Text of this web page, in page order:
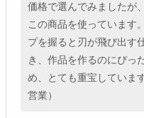
価格で選んでみましたが
この商品を使っています
プを握ると刃が飛び出す
き、作品を作るのにぴっ
め、とても重宝していま
営業）